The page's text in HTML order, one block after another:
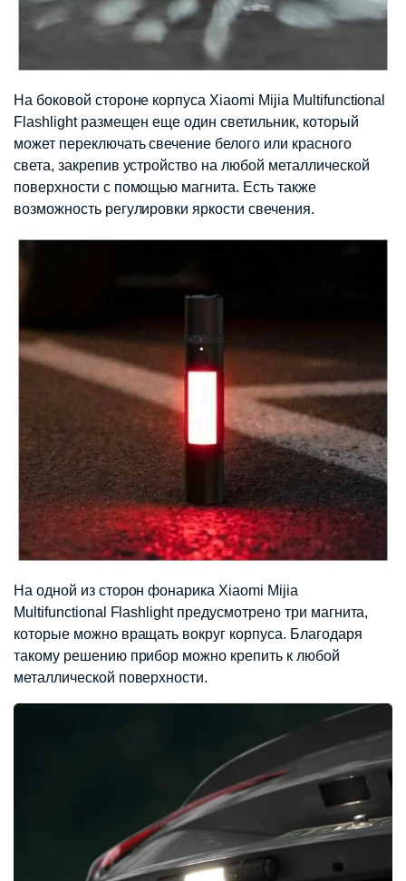
На боковой стороне корпуса Xiaomi Mijia Multifunctional
Flashlight размещен еще один светильник, который
может переключать свечение белого или красного
света, закрепив устройство на любой металлической
поверхности с помощью магнита. Есть также
возможность регулировки яркости свечения.
На одной из сторон фонарика Xiaomi Mijia
Multifunctional Flashlight предусмотрено три магнита,
которые можно вращать вокруг корпуса. Благодаря
такому решению прибор можно крепить к любой
металлической поверхности.